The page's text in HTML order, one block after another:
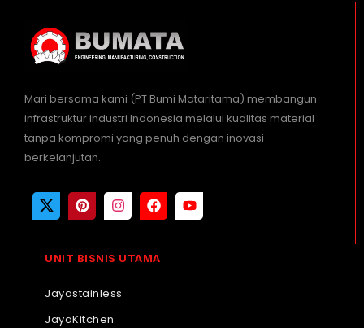
Mari bersama kami (PT Bumi Mataritama) membangun
infrastruktur industri Indonesia melalui kualitas material
tanpa kompromi yang penuh dengan inovasi
berkelanjutan.
UNIT BISNIS UTAMA
Jayastainless
JayaKitchen